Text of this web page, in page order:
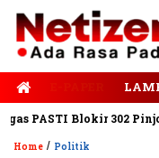
PASTI Blokir 302 Pinjol
Home / Politik